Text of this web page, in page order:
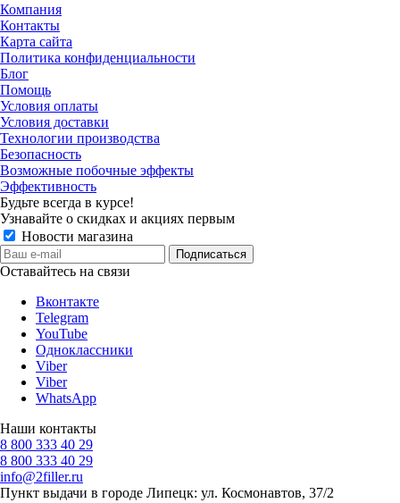
Компания
Контакты
Карта сайта
Политика конфиденциальности
Блог
Помощь
Условия оплаты
Условия доставки
Технологии производства
Безопасность
Возможные побочные эффекты
Эффективность
Будьте всегда в курсе!
Узнавайте о скидках и акциях первым
Новости магазина
Оставайтесь на связи
Вконтакте
Telegram
YouTube
Одноклассники
Viber
Viber
WhatsApp
Наши контакты
8 800 333 40 29
8 800 333 40 29
info@2filler.ru
Пункт выдачи в городе Липецк: ул. Космонавтов, 37/2